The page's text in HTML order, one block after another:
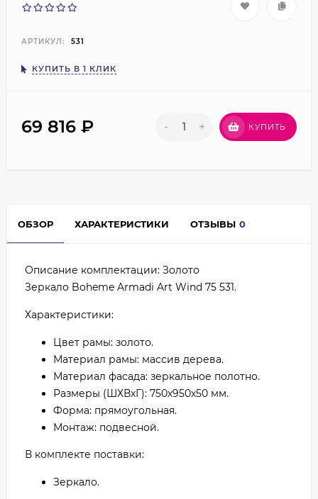
АРТИКУЛ: 531
КУПИТЬ В 1 КЛИК
69 816 ₽ - + КУПИТЬ
ОБЗОР ХАРАКТЕРИСТИКИ ОТЗЫВЫ 0
Описание комплектации: Золото
Зеркало Boheme Armadi Art Wind 75 531.
Характеристики:
Цвет рамы: золото.
Материал рамы: массив дерева.
Материал фасада: зеркальное полотно.
Размеры (ШХВхГ): 750х950х50 мм.
Форма: прямоугольная.
Монтаж: подвесной.
В комплекте поставки:
Зеркало.